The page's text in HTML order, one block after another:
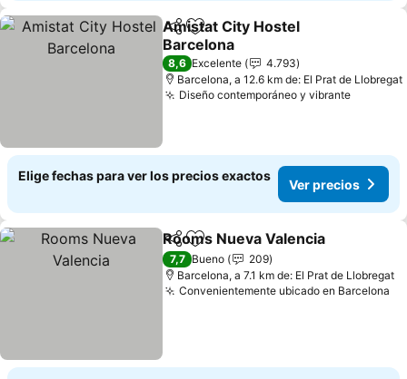
CompartirAgregar a favoritos
Amistat City Hostel
Barcelona
Ver precios
8,6 Excelente
4.793
Barcelona, a 12.6 km de: El Prat de Llobregat
Diseño contemporáneo y vibranteVer
Elige fechas para ver los precios exactos
Ver precios
CompartirAgregar a favoritos
Rooms Nueva Valencia
7,7 Bueno
209
Barcelona, a 7.1 km de: El Prat de Llobregat
Convenientemente ubicado en Barcelona